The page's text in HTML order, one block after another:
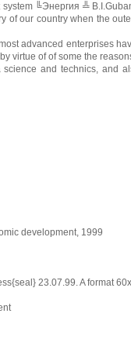
╚Энергия ╩
of our country when the
advanced enterprises
virtue of of some the
and technics, and
development, 1999
23.07.99. A format